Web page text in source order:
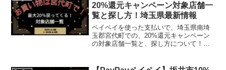
20%還元キャンペーン対象店舗一
覧と探し方！埼玉県最新情報
ペイペイを使った支払いで、埼玉県南埼
玉郡宮代町での、20%還元キャンペーン
の対象店舗一覧と、探し方について！こ
てくるキャンペーン！」の、対象店舗と